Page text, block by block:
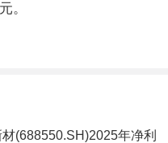
。
(688550.SH)2025年净利